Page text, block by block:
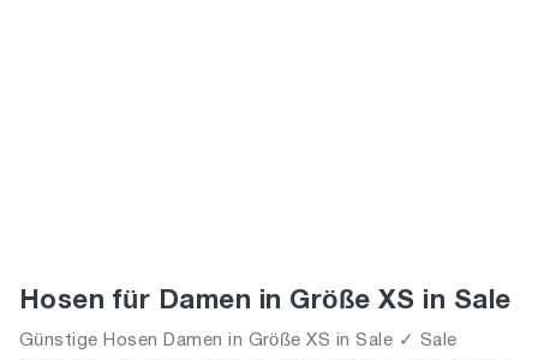
Hosen für Damen in Größe XS in Sale
Günstige Hosen Damen in Größe XS in Sale ✓ Sale